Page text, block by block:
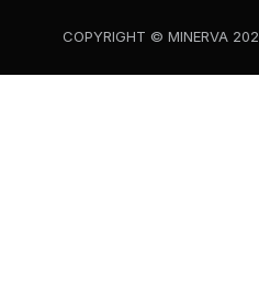
COPYRIGHT © MINERVA